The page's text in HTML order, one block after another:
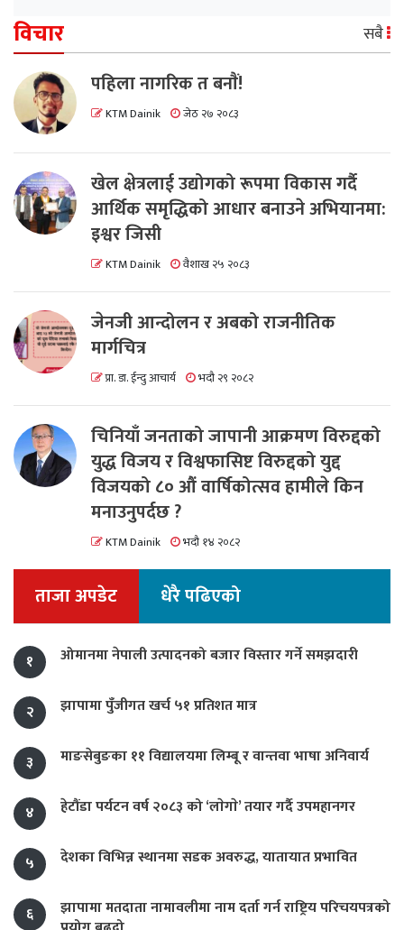
विचार सबै
पहिला नागरिक त बनाैं!
KTM Dainik जेठ २७ २०८३
खेल क्षेत्रलाई उद्योगको रूपमा विकास गर्दै
आर्थिक समृद्धिको आधार बनाउने अभियानमा:
इश्वर जिसी
KTM Dainik वैशाख २५ २०८३
जेनजी आन्दोलन र अबको राजनीतिक
मार्गचित्र
प्रा. डा. ईन्दु आचार्य भदौ २९ २०८२
चिनियाँ जनताको जापानी आक्रमण विरुद्दको
युद्ध विजय र विश्वफासिष्ट विरुद्दको युद्द
विजयको ८० औं वार्षिकोत्सव हामीले किन
मनाउनुपर्दछ ?
KTM Dainik भदौ १४ २०८२
ताजा अपडेट धेरै पढिएको
१ ओमानमा नेपाली उत्पादनको बजार विस्तार गर्ने समझदारी
२ झापामा पुँजीगत खर्च ५१ प्रतिशत मात्र
३ माङसेबुङका ११ विद्यालयमा लिम्बू र वान्तवा भाषा अनिवार्य
४ हेटौंडा पर्यटन वर्ष २०८३ को ‘लाेगाे’ तयार गर्दै उपमहानगर
५ देशका विभिन्न स्थानमा सडक अवरुद्ध, यातायात प्रभावित
६
झापामा मतदाता नामावलीमा नाम दर्ता गर्न राष्ट्रिय परिचयपत्रको